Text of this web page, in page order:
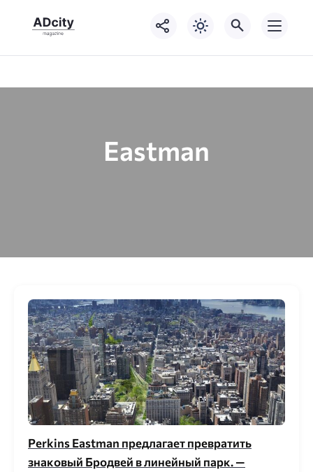
Eastman
Perkins Eastman предлагает превратить
знаковый Бродвей в линейный парк. —